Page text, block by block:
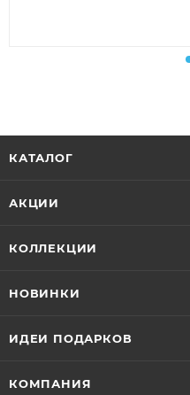
КАТАЛОГ
АКЦИИ
КОЛЛЕКЦИИ
НОВИНКИ
ИДЕИ ПОДАРКОВ
КОМПАНИЯ